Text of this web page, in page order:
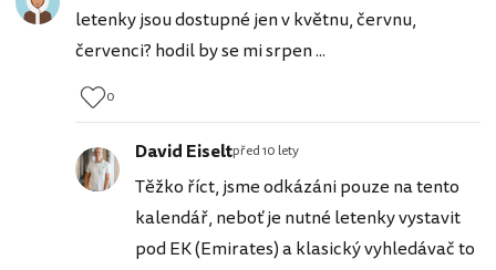
letenky jsou dostupné jen v květnu, červnu,
červenci? hodil by se mi srpen ...
0
David Eiseltpřed 10 lety
Těžko říct, jsme odkázáni pouze na tento
kalendář, neboť je nutné letenky vystavit
pod EK (Emirates) a klasický vyhledávač to